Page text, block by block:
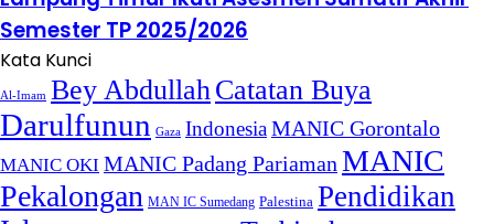
Semester TP 2025/2026
Kata Kunci
Al-Imam Bey AbdullahCatatan Buya
Darulfunun Gaza IndonesiaMANIC Gorontalo
MANIC OKI MANIC Padang Pariaman MANIC
Pekalongan MAN IC Sumedang Palestina Pendidikan